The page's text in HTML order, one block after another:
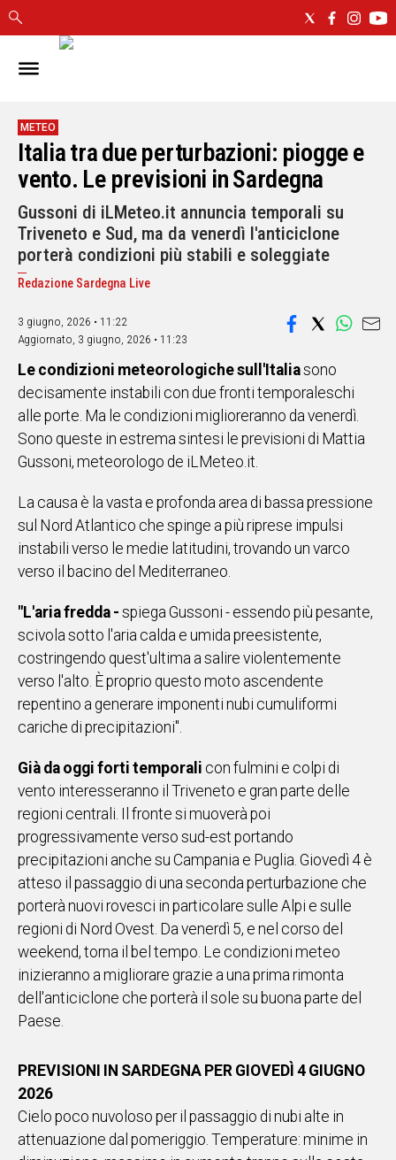
IN
CAGLIARI
SASSARI
NUORO
ORISTANO
SULCIS
GALLURA
OGLIASTRA
MEDIO
ALTRE
NOTIZIE
POLITICA
IN
ITALIA
NEL
SPORT
EVENTI
STORIE
Vai
UNISCITI
WHATSAPP
Social
METEO
Italia tra due perturbazioni: piogge e
vento. Le previsioni in Sardegna
Gussoni di iLMeteo.it annuncia temporali su
Triveneto e Sud, ma da venerdì l'anticiclone
porterà condizioni più stabili e soleggiate
Redazione Sardegna Live
3 giugno, 2026 • 11:22
Aggiornato, 3 giugno, 2026 • 11:23
Le condizioni meteorologiche sull'Italiasono
decisamente instabili con due fronti temporaleschi
alle porte. Ma le condizioni miglioreranno da venerdì.
Sono queste in estrema sintesi le previsioni di Mattia
Gussoni, meteorologo de iLMeteo.it.
La causa è la vasta e profonda area di bassa pressione
sul Nord Atlantico che spinge a più riprese impulsi
instabili verso le medie latitudini, trovando un varco
verso il bacino del Mediterraneo.
"L'aria fredda - spiega Gussoni - essendo più pesante,
scivola sotto l'aria calda e umida preesistente,
costringendo quest'ultima a salire violentemente
verso l'alto. È proprio questo moto ascendente
repentino a generare imponenti nubi cumuliformi
cariche di precipitazioni".
Già da oggi forti temporali con fulmini e colpi di
vento interesseranno il Triveneto e gran parte delle
regioni centrali. Il fronte si muoverà poi
progressivamente verso sud-est portando
precipitazioni anche su Campania e Puglia. Giovedì 4 è
atteso il passaggio di una seconda perturbazione che
porterà nuovi rovesci in particolare sulle Alpi e sulle
regioni di Nord Ovest. Da venerdì 5, e nel corso del
weekend, torna il bel tempo. Le condizioni meteo
inizieranno a migliorare grazie a una prima rimonta
dell'anticiclone che porterà il sole su buona parte del
Paese.
PREVISIONI IN SARDEGNA PER GIOVEDÌ 4 GIUGNO
2026
Cielo poco nuvoloso per il passaggio di nubi alte in
attenuazione dal pomeriggio. Temperature: minime in